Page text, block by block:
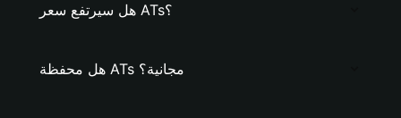
هل سيرتفع سعر ATs؟
هل محفظة ATs مجانية؟